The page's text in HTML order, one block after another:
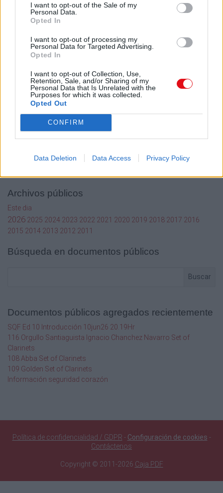
I want to opt-out of the Sale of my
Personal Data.
Opted In
I want to opt-out of processing my
Personal Data for Targeted Advertising.
Opted In
I want to opt-out of Collection, Use,
Retention, Sale, and/or Sharing of my
Personal Data that Is Unrelated with the
Purposes for which it was collected.
Opted Out
CONFIRM
Data Deletion Data Access Privacy Policy
Sobre Caja PDF
Cargar un archivo
Preguntas frecuentes
Aviso legal
Contacto
Mi cuenta
Crea una cuenta Caja PDF
Contraseña perdida
Configuración de cookies
Archivos públicos
Este dia
2026 2025 2024 2023 2022 2021 2020 2019 2018 2017 2016
2015 2014 2013 2012 2011
Búsqueda en documentos públicos
Buscar
Documentos públicos agregados recientemente
SQF Ed 10 Introducción 10jun26 20.19Hr
116 Orgullo Santiaguista Ignacio Chanchez Navarro Set of
Clarinets
108 Abba Set of Clarinets
109 Golden Set of Clarinets
Información seguridad corazón
Política de confidencialidad / GDPR - Configuración de cookies -
Contáctenos
Copyright © 2011-2026 Caja PDF